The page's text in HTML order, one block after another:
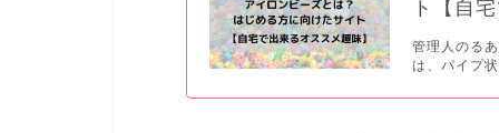
ト【自
管理人のる
は、パイプ